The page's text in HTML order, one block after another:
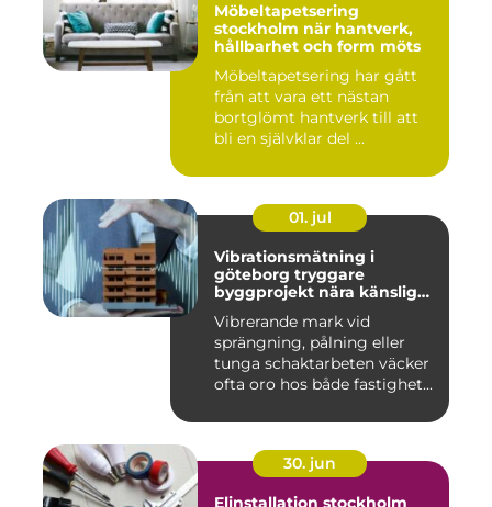
Möbeltapetsering
stockholm när hantverk,
hållbarhet och form möts
Möbeltapetsering har gått
från att vara ett nästan
bortglömt hantverk till att
bli en självklar del ...
01. jul
Vibrationsmätning i
göteborg tryggare
byggprojekt nära känsliga
Vibrerande mark vid
sprängning, pålning eller
tunga schaktarbeten väcker
ofta oro hos både fastighet...
30. jun
Elinstallation stockholm